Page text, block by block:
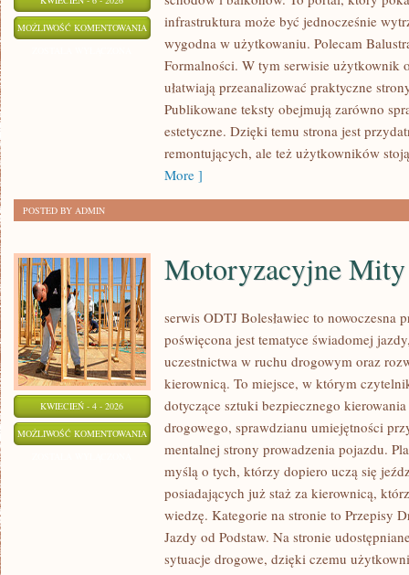
MOŻLIWOŚĆ KOMENTOWANIA BALKONY
TARASY
infrastruktura może być jednocześnie
wygodna w użytkowaniu. Polecam
Formalności. W tym serwisie użytkownik
ułatwiają przeanalizować praktyczne
Publikowane teksty obejmują zarówno
estetyczne. Dzięki temu strona jest
remontujących, ale też użytkowników
More ]
POSTED BY ADMIN
KWIECIEŃ - 4 - 2026
MOŻLIWOŚĆ KOMENTOWANIA MOTORYZACYJNE
MITY
FAKTY
Motoryzacyjne
serwis ODTJ Bolesławiec to nowoczesna
poświęcona jest tematyce świadomej
uczestnictwa w ruchu drogowym oraz
kierownicą. To miejsce, w którym
dotyczące sztuki bezpiecznego
drogowego, sprawdzianu umiejętności
mentalnej strony prowadzenia pojazdu.
myślą o tych, którzy dopiero uczą się
posiadających już staż za kierownicą,
wiedzę. Kategorie na stronie to Przepisy
Jazdy od Podstaw. Na stronie
sytuacje drogowe, dzięki czemu